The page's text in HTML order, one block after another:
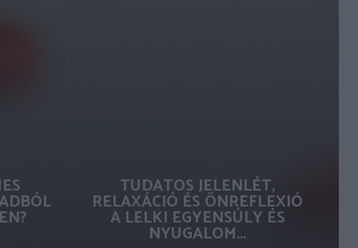
TUDATOS JELENLÉT,
RELAXÁCIÓ ÉS ÖNREFLEXIÓ
A LELKI EGYENSÚLY ÉS
NYUGALOM...